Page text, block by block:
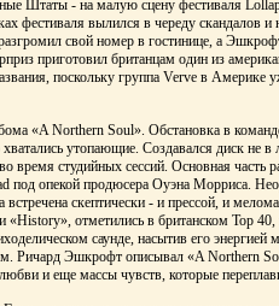
Штаты - на малую сцену фестиваля
фестиваля вылился в череду скандалов и
свой номер в гостинице, а
приготовил британцам один из
поскольку группа Verve в Америке
«A Northern Soul». Обстановка в
утопающие. Создавался диск не
время студийных сессий. Основная часть
под опекой продюсера Оуэна Морриса.
скептически - и прессой, и
отметились в британском Тор
саунде, насытив его
Ричард Эшкрофт описывал «A Northern
и еще массы чувств, которые